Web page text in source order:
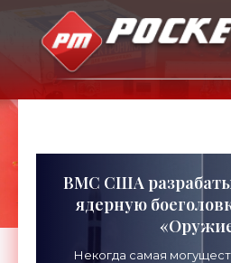
ВМС США
ядерную
Некогда самая